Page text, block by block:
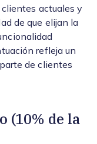
actuales y
de que elijan la
refleja un
de clientes
(10% de la